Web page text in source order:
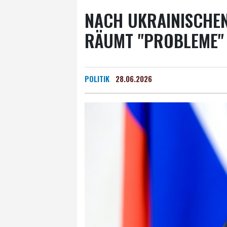
NACH
RÄUMT
POLITIK 28.06.2026